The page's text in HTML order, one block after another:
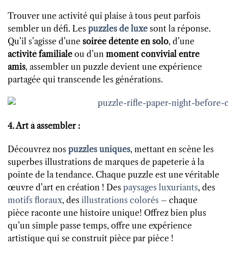
Trouver une activité qui plaise à tous peut parfois
sembler un défi. Les puzzles de luxe sont la réponse.
Qu’il s’agisse d’une soirée détente en solo, d’une
activité familiale ou d’un moment convivial entre
amis, assembler un puzzle devient une expérience
partagée qui transcende les générations.
4. Art à assembler :
Découvrez nos puzzles uniques, mettant en scène les
superbes illustrations de marques de papeterie à la
pointe de la tendance. Chaque puzzle est une véritable
œuvre d’art en création ! Des paysages luxuriants, des
motifs floraux, des illustrations colorés – chaque
pièce raconte une histoire unique! Offrez bien plus
qu’un simple passe temps, offre une expérience
artistique qui se construit pièce par pièce !